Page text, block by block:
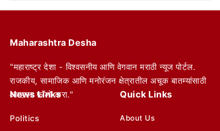
Maharashtra Desha
"महाराष्ट्र देशा - विश्वसनीय आणि वेगवान मराठी न्यूज पोर्टल.
राजकीय, सामाजिक आणि मनोरंजन क्षेत्रातील अचूक बातम्यांसाठी
आम्हाला फॉलो करा."
News Links
Politics
Quick Links
About Us